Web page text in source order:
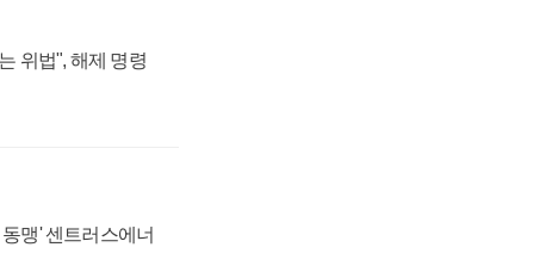
위법", 해제 명령
맹' 센트러스에너